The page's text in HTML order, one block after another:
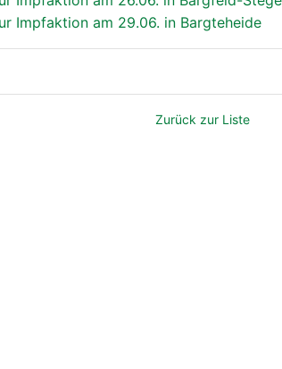
Impfaktion am 29.06. in Bargteheide
Zurück zur Liste